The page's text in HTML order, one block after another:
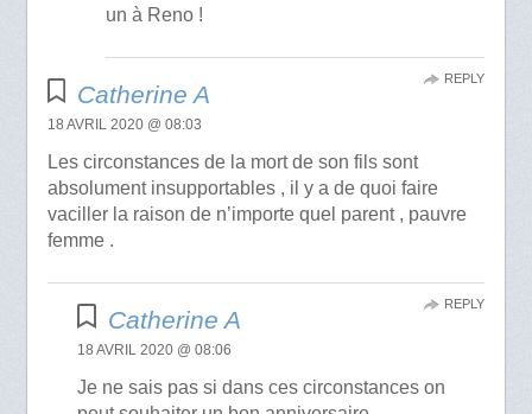
un à Reno !
Catherine A
18 AVRIL 2020 @ 08:03
Les circonstances de la mort de son fils sont
absolument insupportables , il y a de quoi faire
vaciller la raison de n’importe quel parent , pauvre
femme .
REPLY
Catherine A
18 AVRIL 2020 @ 08:06
Je ne sais pas si dans ces circonstances on
REPLY